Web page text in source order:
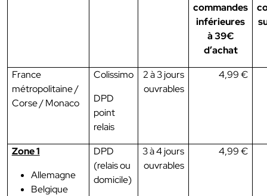
commandes
inférieures
à 39€
d’achat
France
métropolitaine /
Corse / Monaco
Colissimo
DPD
point
relais
2 à 3 jours
ouvrables
4,99 €
Zone 1
Allemagne
Belgique
DPD
(relais ou
domicile)
3 à 4 jours
ouvrables
4,99 €